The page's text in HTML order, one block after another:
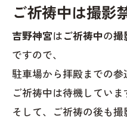
ご祈祷中は撮影
吉野神宮はご祈祷中の撮
ですので、
駐車場から拝殿までの参
ご祈祷中は待機していま
そして、ご祈祷の後も撮